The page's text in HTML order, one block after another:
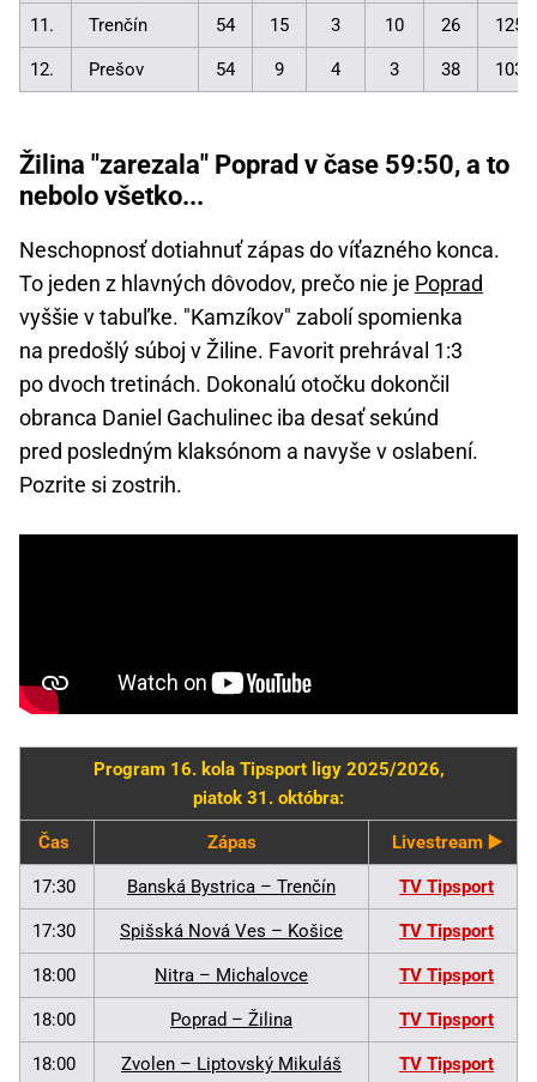
11. Trenčín 54 15 3 10 26
12. Prešov 54 9 4 3 38
Žilina "zarezala" Poprad v čase 59:50, a to
nebolo všetko...
Neschopnosť dotiahnuť zápas do víťazného konca.
To jeden z hlavných dôvodov, prečo nie je Poprad
vyššie v tabuľke. "Kamzíkov" zabolí spomienka
na predošlý súboj v Žiline. Favorit prehrával 1:3
po dvoch tretinách. Dokonalú otočku dokončil
obranca Daniel Gachulinec iba desať sekúnd
pred posledným klaksónom a navyše v oslabení.
Pozrite si zostrih.
Program 16. kola Tipsport ligy 2025/2026,
piatok 31. októbra:
Čas Zápas Livestream ▶️
17:30 Banská Bystrica – Trenčín TV Tipsport
17:30 Spišská Nová Ves – Košice TV Tipsport
18:00 Nitra – Michalovce TV Tipsport
18:00 Poprad – Žilina TV Tipsport
18:00 Zvolen – Liptovský Mikuláš TV Tipsport